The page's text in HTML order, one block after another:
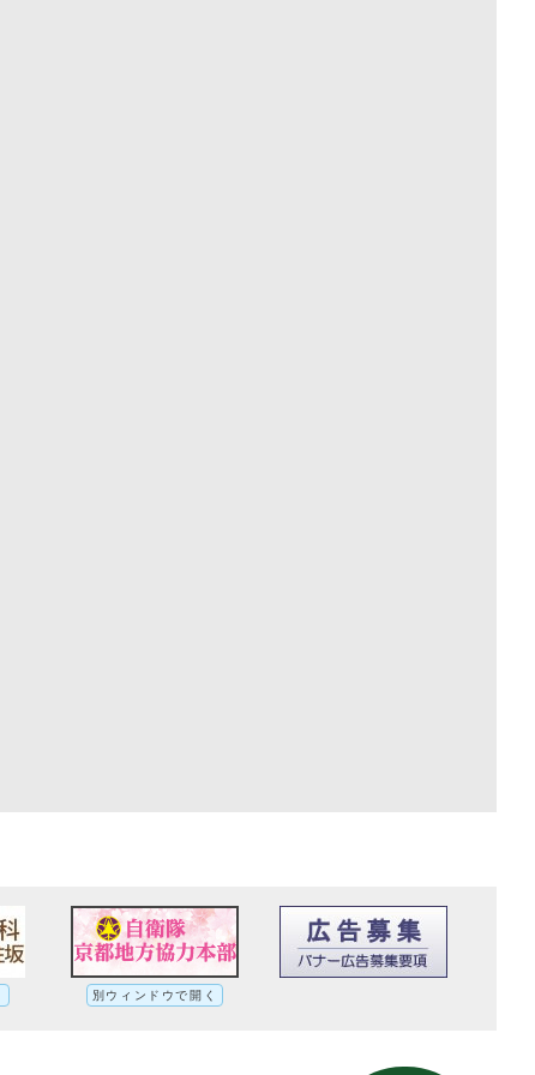
別ウィンドウで開く